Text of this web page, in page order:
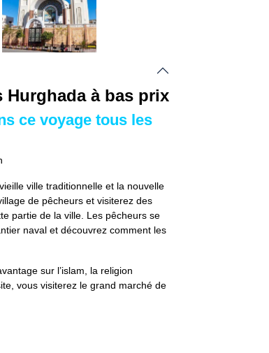
Hurghada à bas prix
ce voyage tous les
ville traditionnelle et la nouvelle
de pêcheurs et visiterez des
partie de la ville. Les pêcheurs se
naval et découvrez comment les
sur l’islam, la religion
vous visiterez le grand marché de